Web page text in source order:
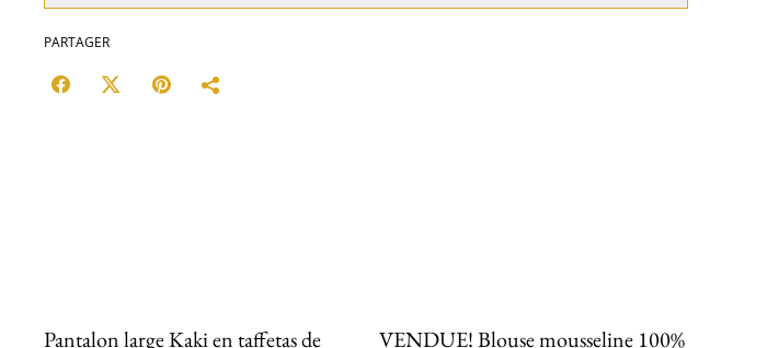
PARTAGER
Pantalon large Kaki en taffetas de
VENDUE! Blouse mousseline 100%